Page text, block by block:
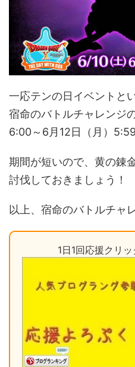
一応テンの日イベントと
宿命のバトルチャレンジ
6:00～6月12日（月）
期間が短いので、黄の錬
討伐しておきましょう！
以上、宿命のバトルチャ
1日1回応援クリ